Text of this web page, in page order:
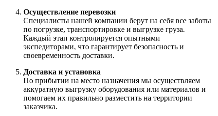
Осуществление перевозки
Специалисты нашей компании берут на себя все заботы
по погрузке, транспортировке и выгрузке груза.
Каждый этап контролируется опытными
экспедиторами, что гарантирует безопасность и
своевременность доставки.
Доставка и установка
По прибытии на место назначения мы осуществляем
аккуратную выгрузку оборудования или материалов и
помогаем их правильно разместить на территории
заказчика.